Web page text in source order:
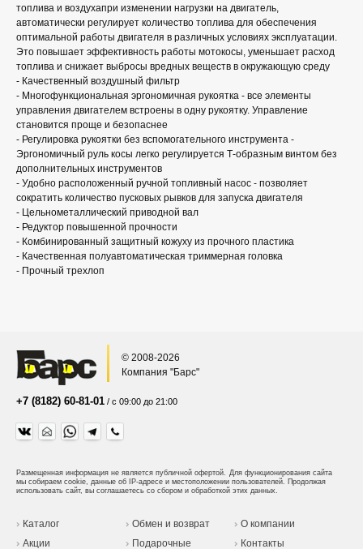
топлива и воздухапри изменении нагрузки на двигатель,
автоматически регулирует количество топлива для обеспечения
оптимальной работы двигателя в различных условиях эксплуатации.
Это повышает эффективность работы мотокосы, уменьшает расход
топлива и снижает выбросы вредных веществ в окружающую среду
- Качественный воздушный фильтр
- Многофункциональная эргономичная рукоятка - все элементы
управления двигателем встроены в одну рукоятку. Управление
становится проще и безопаснее
- Регулировка рукоятки без вспомогательного инструмента -
Эргономичный руль косы легко регулируется Т-образным винтом без
дополнительных инструментов
- Удобно расположенный ручной топливный насос - позволяет
сократить количество пусковых рывков для запуска двигателя
- Цельнометаллический приводной вал
- Редуктор повышенной прочности
- Комбинированный защитный кожуху из прочного пластика
- Качественная полуавтоматическая триммерная головка
- Прочный трехлоп
© 2008-2026
Компания "Барс"
+7 (8182) 60-81-01 / с 09:00 до 21:00
Размещенная информация не является публичной офертой. Для функционирования сайта
мы собираем cookie, данные об IP-адресе и местоположении пользователей. Продолжая
использовать сайт, вы соглашаетесь со сбором и обработкой этих данных.
Каталог
Акции
Обмен и возврат
Подарочные
О компании
Контакты